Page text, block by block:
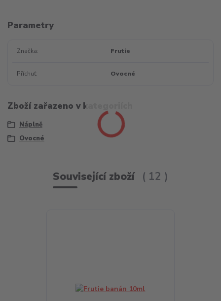
Parametry
Značka Frutie
Příchuť Ovocné
Zboží zařazeno v kategoriích
Náplně
Ovocné
Související zboží 12